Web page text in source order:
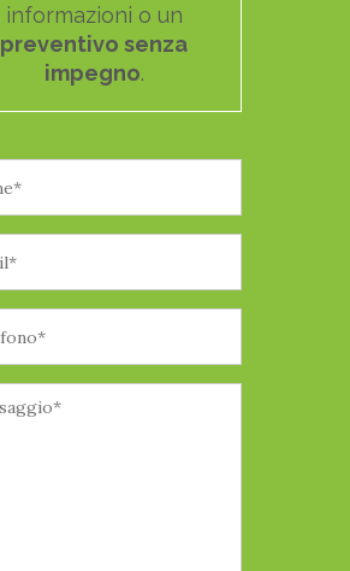
informazioni o un
preventivo senza
impegno.